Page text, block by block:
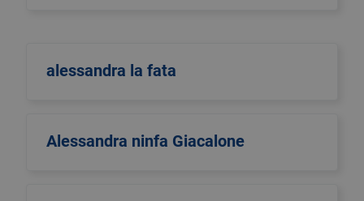
alessandra la fata
Alessandra ninfa Giacalone